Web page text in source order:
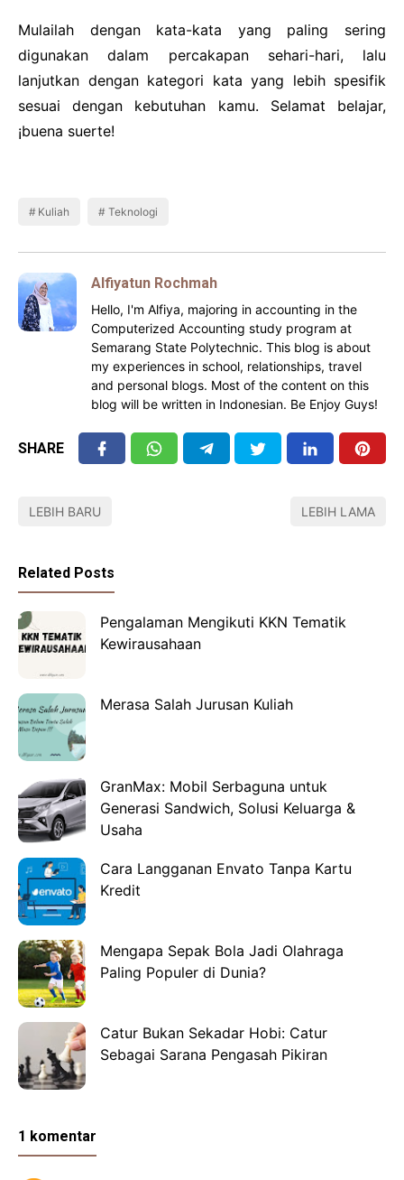
Mulailah dengan kata-kata yang paling sering
digunakan dalam percakapan sehari-hari, lalu
lanjutkan dengan kategori kata yang lebih spesifik
sesuai dengan kebutuhan kamu. Selamat belajar,
¡buena suerte!
Kuliah Teknologi
Alfiyatun Rochmah
Hello, I'm Alfiya, majoring in accounting in the
Computerized Accounting study program at
Semarang State Polytechnic. This blog is about
my experiences in school, relationships, travel
and personal blogs. Most of the content on this
blog will be written in Indonesian. Be Enjoy Guys!
SHARE
LEBIH BARU LEBIH LAMA
Related Posts
Pengalaman Mengikuti KKN Tematik
Kewirausahaan
Merasa Salah Jurusan Kuliah
GranMax: Mobil Serbaguna untuk
Generasi Sandwich, Solusi Keluarga &
Usaha
Cara Langganan Envato Tanpa Kartu
Kredit
Mengapa Sepak Bola Jadi Olahraga
Paling Populer di Dunia?
Catur Bukan Sekadar Hobi: Catur
Sebagai Sarana Pengasah Pikiran
1 komentar